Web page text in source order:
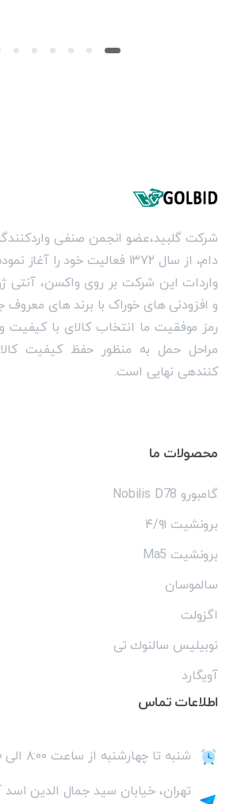
شرکت گلبيد،عضو انجمن صنفی
دام، از سال ۱۳۷۲ فعاليت خود را آغاز نموده است.
واردات اين شرکت بر روی واکسن، آنتی
و افزودنی های خوراک با برند های معروف
رمز موفقيت ما انتخاب کالای با
مراحل حمل به منظور حفظ کيفيت
کنندهی نهايی است.
محصولات ما
گامبورو Nobilis D78
برونشیت ۴/۹۱
برونشیت Ma5
سالموسان
اگزولت
نوبیلیس سالنوك تى
آویگارد
اطلاعات تماس
شنبه تا چهارشنبه از ساعت ۸:۰۰ الی ۱۷:۰۰
تهران، خیابان سید جمال الدین اسد